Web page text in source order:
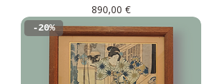
Prix
890,00 €
-20%